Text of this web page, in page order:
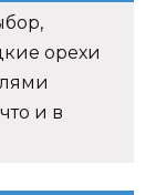
орехи
и в